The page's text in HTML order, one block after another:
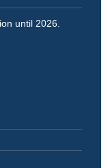
until 2026.